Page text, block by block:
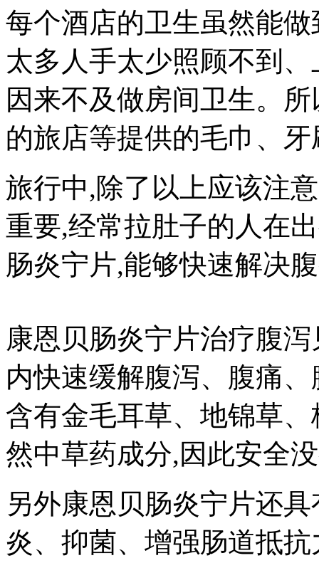
每个酒店的卫生虽然能
太多人手太少照顾不到
因来不及做房间卫生。
的旅店等提供的毛巾、
旅行中,除了以上应该注
重要,经常拉肚子的人在
肠炎宁片,能够快速解决
康恩贝肠炎宁片治疗腹
内快速缓解腹泻、腹痛
含有金毛耳草、地锦草
然中草药成分,因此安全
另外康恩贝肠炎宁片还
炎、抑菌、增强肠道抵